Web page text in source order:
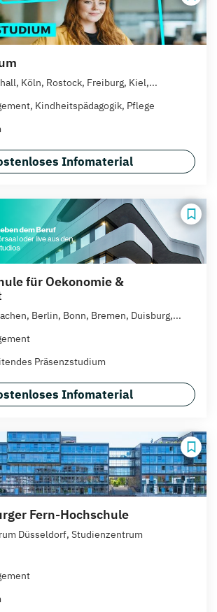
Köln, Rostock, Freiburg, Kiel,...
Kindheitspädagogik, Pflege
Infomaterial
für Oekonomie &
Berlin, Bonn, Bremen, Duisburg,...
Präsenzstudium
Infomaterial
Fern-Hochschule
Düsseldorf, Studienzentrum